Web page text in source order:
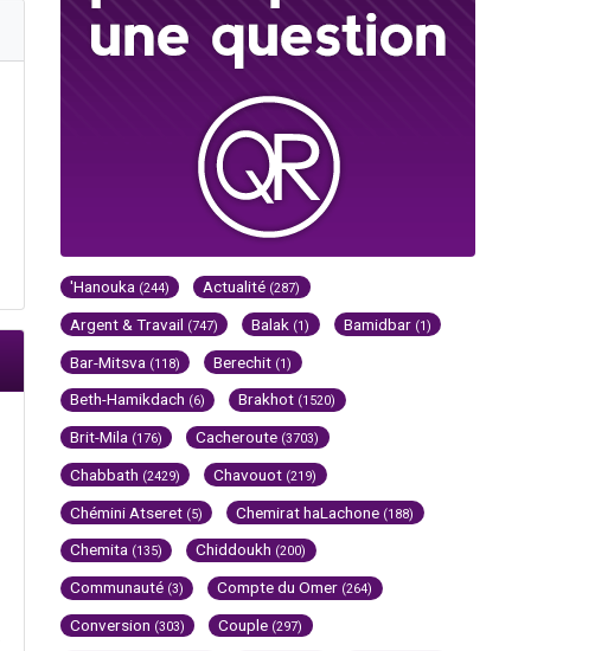
'Hanouka (244) Actualité (287)
Argent & Travail (747) Balak (1) Bamidbar (1)
Bar-Mitsva (118) Berechit (1)
Beth-Hamikdach (6) Brakhot (1520)
Brit-Mila (176) Cacheroute (3703)
Chabbath (2429) Chavouot (219)
Chémini Atseret (5) Chemirat haLachone (188)
Chemita (135) Chiddoukh (200)
Communauté (3) Compte du Omer (264)
Conversion (303) Couple (297)